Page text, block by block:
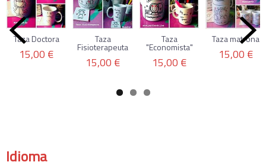
Idioma
Taza Doctora
15,00 €
Taza
Fisioterapeuta
15,00 €
Taza
"Economista"
15,00 €
Taza matrona
15,00 €